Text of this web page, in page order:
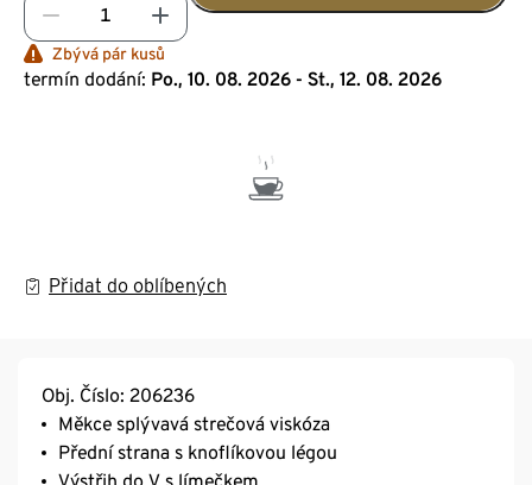
Zbývá pár kusů
termín dodání: Po., 10. 08. 2026 - St., 12. 08. 2026
Přidat do oblíbených
Obj. Číslo: 206236
Měkce splývavá strečová viskóza
Přední strana s knoflíkovou légou